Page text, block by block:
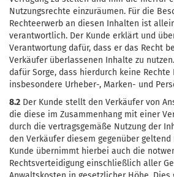
Nutzungsrechte einzuräumen. Für die
Rechteerwerb an diesen Inhalten ist
verantwortlich. Der Kunde erklärt und
Verantwortung dafür, dass er das Recht
Verkäufer überlassenen Inhalte zu
dafür Sorge, dass hierdurch keine
insbesondere Urheber-, Marken- und
8.2 Der Kunde stellt den Verkäufer von
die diese im Zusammenhang mit einer
durch die vertragsgemäße Nutzung der
den Verkäufer diesem gegenüber geltend
Kunde übernimmt hierbei auch die
Rechtsverteidigung einschließlich aller